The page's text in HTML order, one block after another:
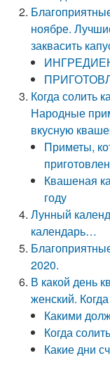
ноябре.
заквасить
Когда солить
Народные
вкусную
Приметы,
Квашеная
году
Лунный
календарь…
2020.
В какой день
женский.
Какими
Когда
Какие дни